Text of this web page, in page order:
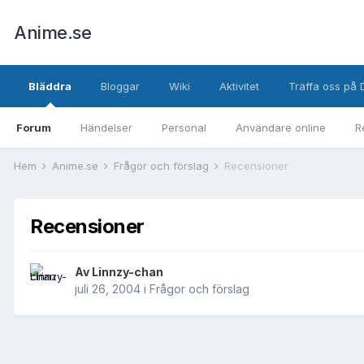
Anime.se
Bläddra
Forum Händelser Personal Användare online
Bloggar Wiki Aktivitet Träffa oss på
Hem Anime.se Frågor och förslag Recensioner
Recensioner
Av Linnzy-chan
juli 26, 2004 i Frågor och förslag